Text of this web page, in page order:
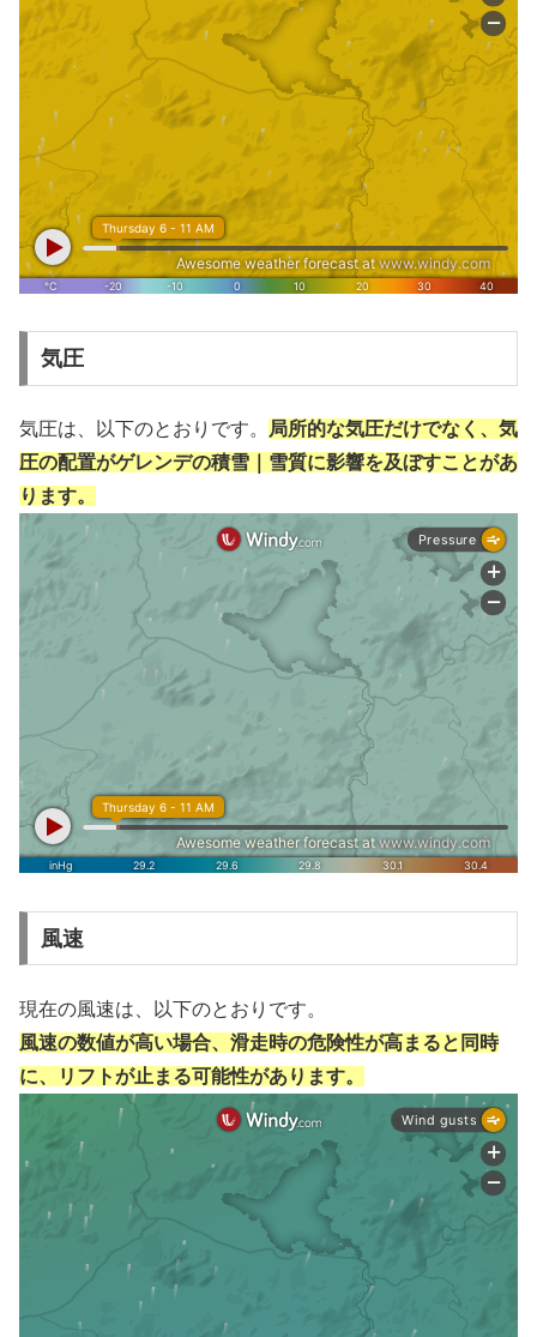
気圧
気圧は、以下のとおりです。
局所的な気圧だけでなく、気
圧の配置がゲレンデの積雪｜雪質に影響を及ぼすことがあ
ります。
風速
現在の風速は、以下のとおりです。
風速の数値が高い場合、滑走時の危険性が高まると同時
に、リフトが止まる可能性があります。